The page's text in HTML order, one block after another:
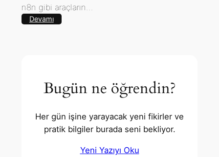
n8n gibi araçların…
Devamı:
Otomasyonu:
Zamanınızı
Kazanın
Bugün ne öğrendin?
Her gün işine yarayacak yeni fikirler ve
pratik bilgiler burada seni bekliyor.
Yeni Yazıyı Oku